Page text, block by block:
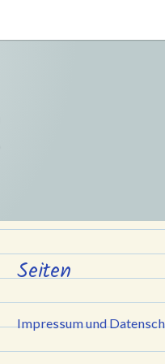
Seiten
Impressum und